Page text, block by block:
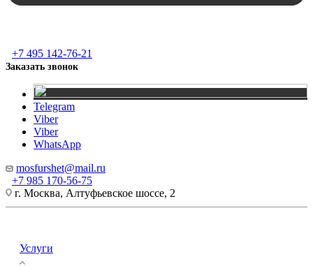
+7 495 142-76-21
Заказать звонок
+7 985 170-56-75
mosfurshet@mail.ru
г. Москва, Алтуфьевское шоссе, 2
Telegram
Viber
Viber
WhatsApp
Услуги